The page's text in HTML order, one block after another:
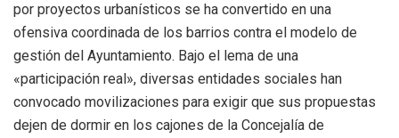
por proyectos urbanísticos se ha convertido en una
ofensiva coordinada de los barrios contra el modelo de
gestión del Ayuntamiento. Bajo el lema de una
«participación real», diversas entidades sociales han
convocado movilizaciones para exigir que sus propuestas
dejen de dormir en los cajones de la Concejalía de